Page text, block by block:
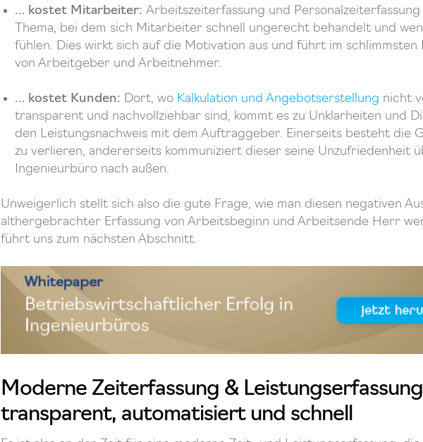
… kostet Mitarbeiter: Arbeitszeiterfassung und Personalzeiterfassung
Thema, bei dem sich Mitarbeiter schnell ungerecht behandelt und
fühlen. Dies wirkt sich auf die Motivation aus und führt im schlimmsten
von Arbeitgeber und Arbeitnehmer.
… kostet Kunden: Dort, wo Kalkulation und Angebotserstellung nicht
transparent und nachvollziehbar sind, kommt es zu Unklarheiten und
den Leistungsnachweis mit dem Auftraggeber. Einerseits besteht die
zu verlieren, andererseits kommuniziert dieser seine Unzufriedenheit
Ingenieurbüro nach außen.
Unweigerlich stellt sich also die gute Frage, wie man diesen negativen
althergebrachter Erfassung von Arbeitsbeginn und Arbeitsende Herr
führt uns zum nächsten Abschnitt.
Moderne Zeiterfassung &
transparent, automatisiert und schnell